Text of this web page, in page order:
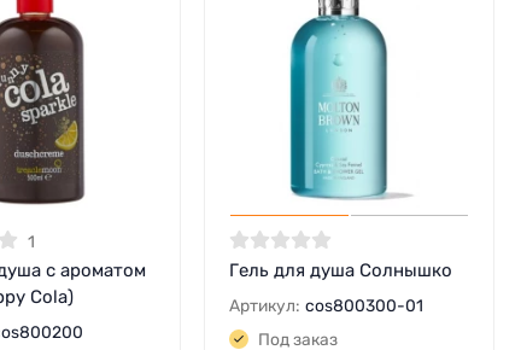
1
с ароматом
Cola)
Гель для душа Солнышко
Артикул: cos800300-01
Под заказ